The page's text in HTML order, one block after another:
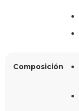
Composición